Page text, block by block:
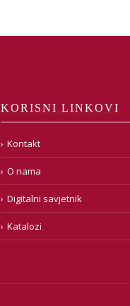
KORISNI LINKOVI
Kontakt
O nama
Digitalni savjetnik
Katalozi